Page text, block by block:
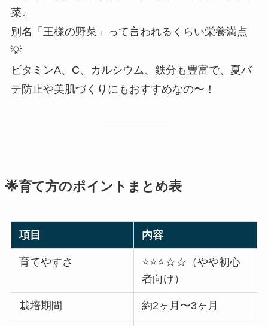
菜。
別名「王様の野菜」って言われるくらい栄養満点
💡
ビタミンA、C、カルシウム、鉄分も豊富で、夏バ
テ防止や美肌づくりにもおすすめなの〜！
🌟育て方のポイントまとめ表
項目 内容
育てやすさ
⭐️⭐️⭐️☆☆（やや初心
者向け）
栽培期間 約2ヶ月〜3ヶ月